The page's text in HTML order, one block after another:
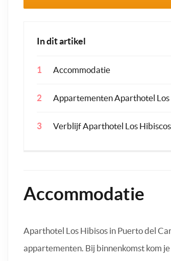
In dit artikel
Accommodatie
Appartementen Aparthotel Los
Verblijf Aparthotel Los Hibiscos
Accommodatie
Aparthotel Los Hibisos in Puerto del
appartementen. Bij binnenkomst kom